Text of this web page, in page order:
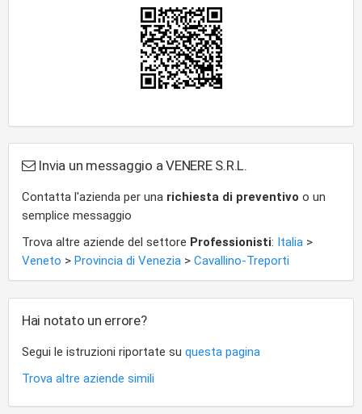
Invia un messaggio a VENERE S.R.L.
Contatta l'azienda per una richiesta di preventivo o un
semplice messaggio
Trova altre aziende del settore Professionisti: Italia >
Veneto > Provincia di Venezia > Cavallino-Treporti
Hai notato un errore?
Segui le istruzioni riportate su questa pagina
Trova altre aziende simili